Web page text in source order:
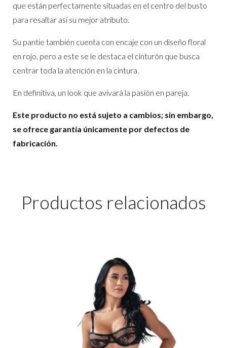
que están perfectamente situadas en el centro del busto
para resaltar así su mejor atributo.
Su pantie también cuenta con encaje con un diseño floral
en rojo, pero a este se le destaca el cinturón que busca
centrar toda la atención en la cintura.
En definitiva, un look que avivará la pasión en pareja.
Este producto no está sujeto a cambios; sin embargo,
se ofrece garantía únicamente por defectos de
fabricación.
Productos relacionados